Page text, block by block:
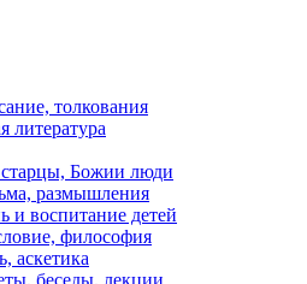
толкования
литература
Божии люди
размышления
и воспитание детей
философия
аскетика
беседы, лекции